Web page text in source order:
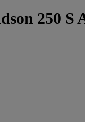
250 S